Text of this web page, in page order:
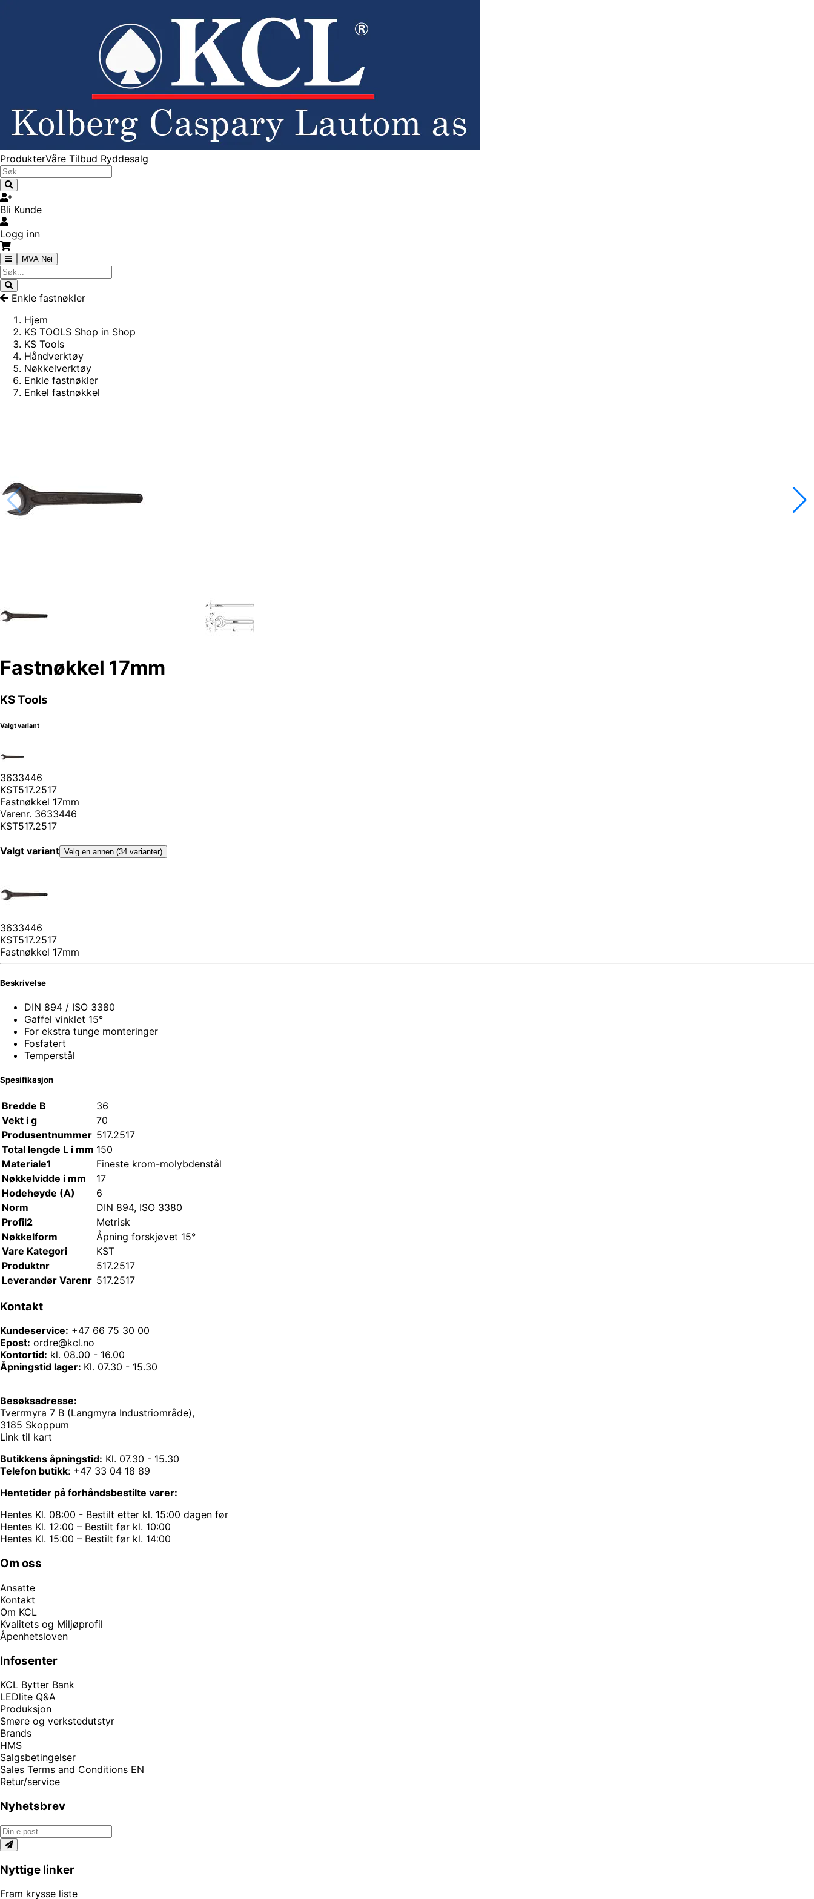
ProdukterVåre Tilbud Ryddesalg
Bli Kunde
Logg inn
MVA Nei
Enkle fastnøkler
Hjem
KS TOOLS Shop in Shop
KS Tools
Håndverktøy
Nøkkelverktøy
Enkle fastnøkler
Enkel fastnøkkel
Fastnøkkel 17mm
KS Tools
Valgt variant
3633446
KST517.2517
Fastnøkkel 17mm
Varenr. 3633446
KST517.2517
Valgt variant Velg en annen (34 varianter)
3633446
KST517.2517
Fastnøkkel 17mm
Beskrivelse
DIN 894 / ISO 3380
Gaffel vinklet 15°
For ekstra tunge monteringer
Fosfatert
Temperstål
Spesifikasjon
Bredde B
36
Vekt i g
70
Produsentnummer 517.2517
Total lengde L i mm 150
Materiale1
Fineste krom-molybdenstål
Nøkkelvidde i mm
17
Hodehøyde (A)
6
Norm
DIN 894, ISO 3380
Profil2
Metrisk
Nøkkelform
Åpning forskjøvet 15°
Vare Kategori
KST
Produktnr
517.2517
Leverandør Varenr 517.2517
Kontakt
Kundeservice: +47 66 75 30 00
Epost: ordre@kcl.no
Kontortid: kl. 08.00 - 16.00
Åpningstid lager: Kl. 07.30 - 15.30
Besøksadresse:
Tverrmyra 7 B (Langmyra Industriområde),
3185 Skoppum
Link til kart
Butikkens åpningstid: Kl. 07.30 - 15.30
Telefon butikk: +47 33 04 18 89
Hentetider på forhåndsbestilte varer:
Hentes Kl. 08:00 - Bestilt etter kl. 15:00 dagen før
Hentes Kl. 12:00 – Bestilt før kl. 10:00
Hentes Kl. 15:00 – Bestilt før kl. 14:00
Om oss
Ansatte
Kontakt
Om KCL
Kvalitets og Miljøprofil
Åpenhetsloven
Infosenter
KCL Bytter Bank
LEDlite Q&A
Produksjon
Smøre og verkstedutstyr
Brands
HMS
Salgsbetingelser
Sales Terms and Conditions EN
Retur/service
Nyhetsbrev
Nyttige linker
Fram krysse liste